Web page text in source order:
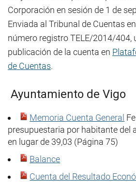
Corporación en sesión de 1 de
Enviada al Tribunal de Cuentas
número registro TELE/2014/404,
publicación de la cuenta en
de Cuentas.
Ayuntamiento de Vigo
Memoria Cuenta General
presupuestaria por habitante del
en lugar de 39,03 (Página 75)
Balance
Cuenta del Resultado